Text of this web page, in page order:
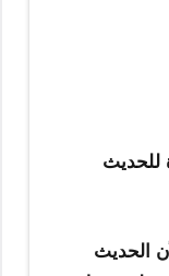
للحديث
الحديث